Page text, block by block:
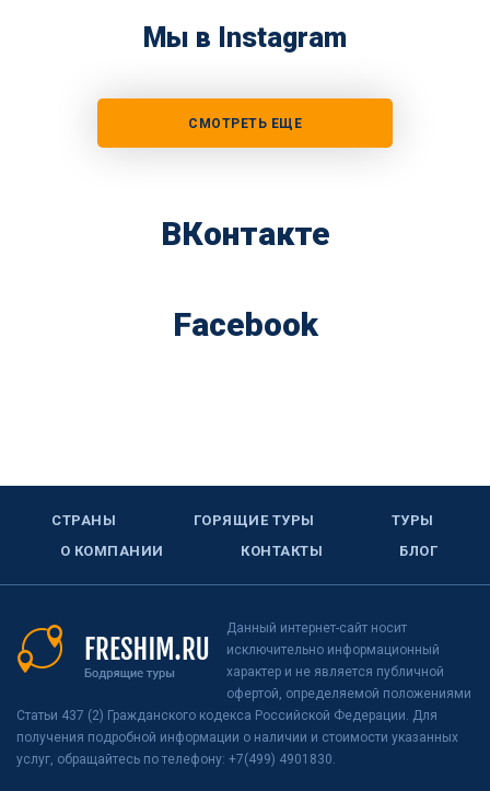
Мы в Instagram
СМОТРЕТЬ ЕЩЕ
ВКонтакте
Facebook
СТРАНЫ ГОРЯЩИЕ ТУРЫ
ТУРЫ
О КОМПАНИИ
КОНТАКТЫ БЛОГ
Данный интернет-сайт носит
исключительно информационный
характер и не является публичной
офертой, определяемой положениями
Статьи 437 (2) Гражданского кодекса Российской Федерации. Для
получения подробной информации о наличии и стоимости указанных
услуг, обращайтесь по телефону: +7(499) 4901830.